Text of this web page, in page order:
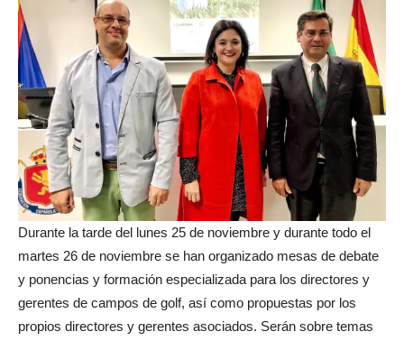
Durante la tarde del lunes 25 de noviembre y durante todo el
martes 26 de noviembre se han organizado mesas de debate
y ponencias y formación especializada para los directores y
gerentes de campos de golf, así como propuestas por los
propios directores y gerentes asociados. Serán sobre temas